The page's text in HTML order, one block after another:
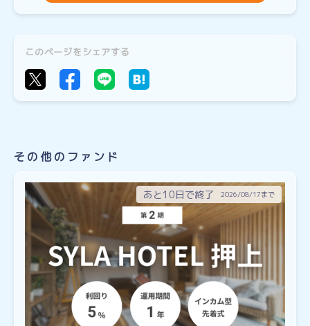
このページをシェアする
その他のファンド
あと10日で終了 2026/08/17まで